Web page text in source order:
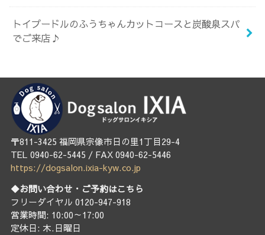
トイプードルのふうちゃんカットコースと炭酸泉スパ
でご来店♪
〒811-3425 福岡県宗像市日の里1丁目29-4
TEL 0940-62-5445 / FAX 0940-62-5446
https://dogsalon.ixia-kyw.co.jp
◆お問い合わせ・ご予約はこちら
フリーダイヤル 0120-947-918
営業時間: 10:00～17:00
定休日: 木.日曜日